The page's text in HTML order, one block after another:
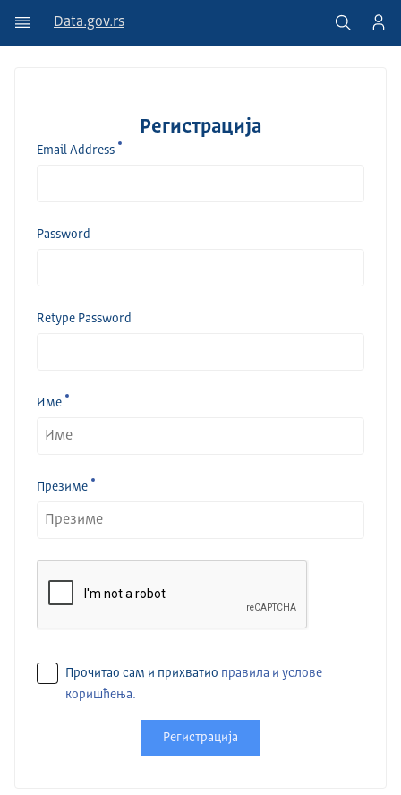
Data.gov.rs
Регистрација
Email Address
Password
Retype Password
Име
Презиме
Прочитао сам и прихватио правила и услове
коришћења.
Регистрација